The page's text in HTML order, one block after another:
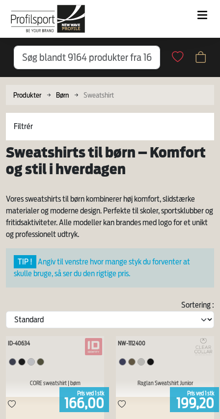
Produkter Børn Sweatshirt
Filtrér
Sweatshirts til børn – Komfort
og stil i hverdagen
Vores sweatshirts til børn kombinerer høj komfort, slidstærke
materialer og moderne design. Perfekte til skoler, sportsklubber og
fritidsaktiviteter. Alle modeller kan brandes med logo for et unikt
og professionelt udtryk.
TIP !
Angiv til venstre hvor mange styk du forventer at
skulle bruge, så ser du den rigtige pris.
Sortering :
ID-40634
CORE sweatshirt | børn
Pris ved 1 stk
166,00
NW-1112400
Raglan Sweatshirt Junior
Pris ved 1 stk
199,20